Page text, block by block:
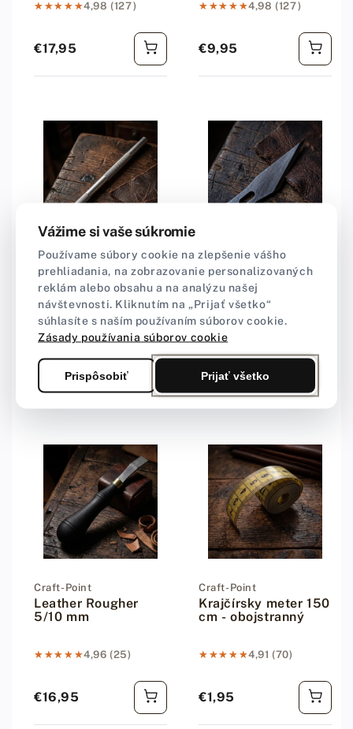
★★★★★
★★★★★4,98 (127)
Bežná cena
€17,95
★★★★★
★★★★★4,98 (127)
Bežná cena
€9,95
Dodávateľ:
Skalpel na precíznu
prácu s kožou
★★★★★
★★★★★ 5,0 (1)
Bežná cena
€4,95
Dodávateľ:
Craft-Point
Náhradná čepeľ do
skalpela
★★★★★
★★★★★
Bežná cena
€0,95
Dodávateľ:
Craft-Point
Leather Rougher
5/10 mm
★★★★★
★★★★★4,96 (25)
Bežná cena
€16,95
Dodávateľ:
Craft-Point
Krajčírsky meter 150
cm - obojstranný
★★★★★
★★★★★4,91 (70)
Bežná cena
€1,95
Vážime si vaše súkromie
Používame súbory cookie na zlepšenie vášho
prehliadania, na zobrazovanie personalizovaných
reklám alebo obsahu a na analýzu našej
návštevnosti. Kliknutím na „Prijať všetko“
súhlasíte s naším používaním súborov cookie.
Zásady používania súborov cookie
Prispôsobiť Prijať všetko